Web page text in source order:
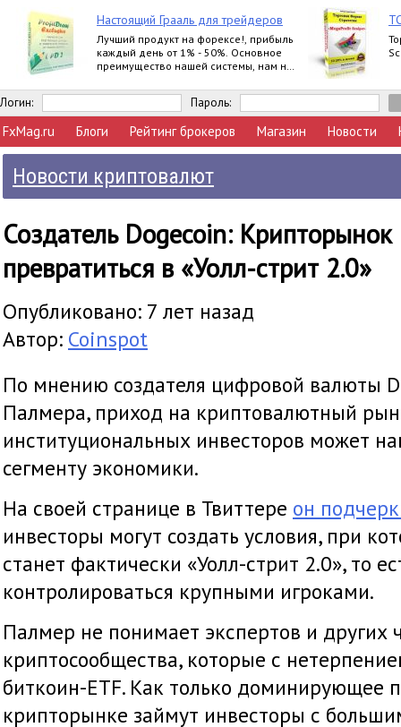
Настоящий Грааль для трейдеров
Лучший продукт на форексе!, прибыль
каждый день от 1% - 50%. Основное
преимущество нашей системы, нам не
прибыли
Логин: Пароль:
FxMag.ru Блоги Рейтинг брокеров Магазин Новости
Новости криптовалют
Создатель Dogecoin: Крипторынок
превратиться в «Уолл-стрит 2.0»
Опубликовано: 7 лет назад
Автор: Coinspot
По мнению создателя цифровой валюты
Палмера, приход на криптовалютный
институциональных инвесторов может
сегменту экономики.
На своей странице в Твиттере он
инвесторы могут создать условия, при
станет фактически «Уолл-стрит 2.0», то
контролироваться крупными игроками.
Палмер не понимает экспертов и других
криптосообщества, которые с
биткоин-ETF. Как только доминирующее
крипторынке займут инвесторы с